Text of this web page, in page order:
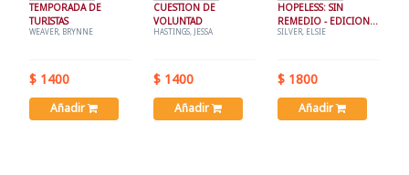
TEMPORADA DE
TURISTAS
WEAVER, BRYNNE
$ 1400
Añadir
CUESTION DE
VOLUNTAD
HASTINGS, JESSA
$ 1400
Añadir
HOPELESS: SIN
REMEDIO - EDICION
ESPECIAL
SILVER, ELSIE
$ 1800
Añadir